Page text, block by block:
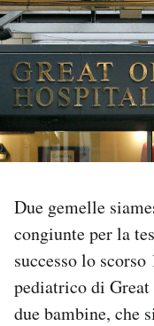
PODCAST
NEWSLETTER
SHOP
CALENDARIO
Due gemelle
congiunte per la
successo lo scorso
pediatrico di
due bambine, che